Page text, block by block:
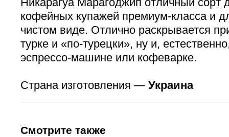
кофейных купажей премиум-класса и
чистом виде. Отлично раскрывается
турке и «по-турецки», ну и,
эспрессо-машине или кофеварке.
Страна изготовления — Украина
Смотрите также